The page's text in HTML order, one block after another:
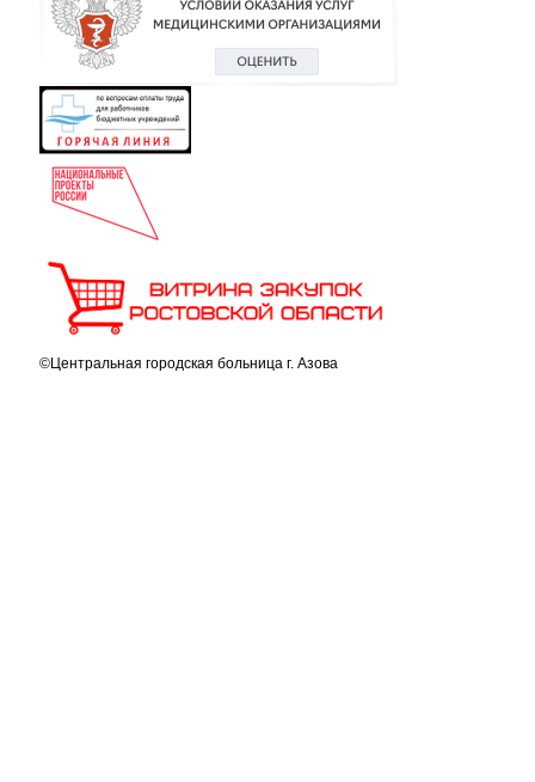
©Центральная городская больница г. Азова